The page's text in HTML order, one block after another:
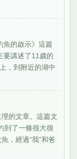
魚的啟示》這篇
要講述了11歲的
，到附近的湖中
的文章。這篇文
到了一條很大很
，經過“我”和爸